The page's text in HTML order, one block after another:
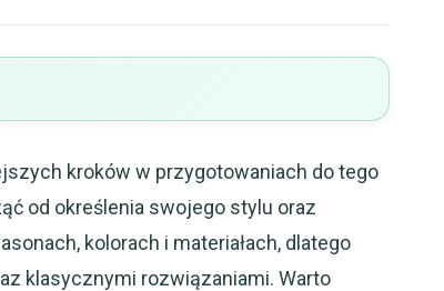
kroków w przygotowaniach do tego
od określenia swojego stylu oraz
kolorach i materiałach, dlatego
klasycznymi rozwiązaniami. Warto